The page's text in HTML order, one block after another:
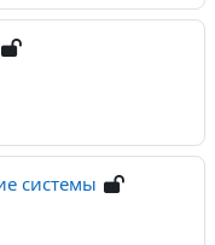
системы